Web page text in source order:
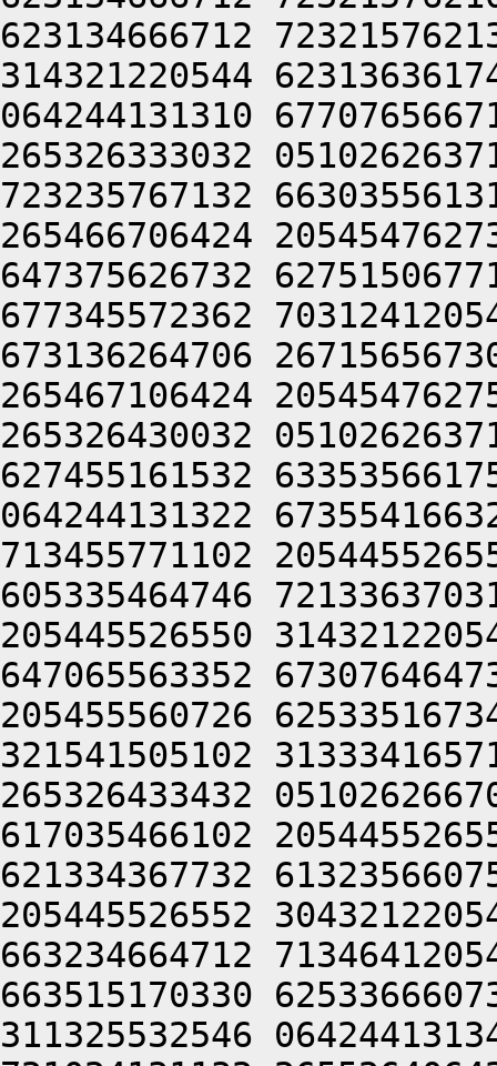
623134666712
314321220544
064244131310
265326333032
723235767132
265466706424
647375626732
677345572362
673136264706
265467106424
265326430032
627455161532
064244131322
713455771102
605335464746
205445526550
647065563352
205455560726
321541505102
265326433432
617035466102
621334367732
205445526552
663234664712
663515170330
311325532546